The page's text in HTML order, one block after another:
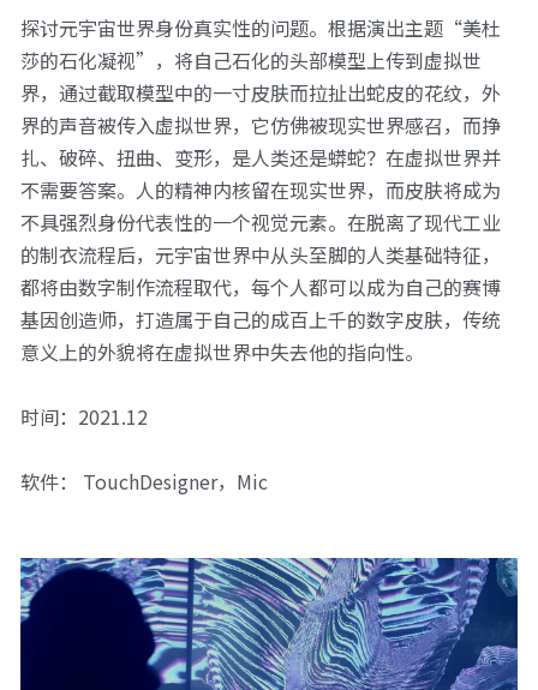
探讨元宇宙世界身份真实性的问题。根据演出主题“美杜
莎的石化凝视”，将自己石化的头部模型上传到虚拟世
界，通过截取模型中的一寸皮肤而拉扯出蛇皮的花纹，外
界的声音被传入虚拟世界，它仿佛被现实世界感召，而挣
扎、破碎、扭曲、变形，是人类还是蟒蛇？在虚拟世界并
不需要答案。人的精神内核留在现实世界，而皮肤将成为
不具强烈身份代表性的一个视觉元素。在脱离了现代工业
的制衣流程后，元宇宙世界中从头至脚的人类基础特征，
都将由数字制作流程取代，每个人都可以成为自己的赛博
基因创造师，打造属于自己的成百上千的数字皮肤，传统
意义上的外貌将在虚拟世界中失去他的指向性。
时间：2021.12
软件： TouchDesigner，Mic